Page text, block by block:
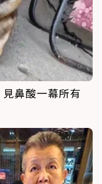
鼻酸一幕所有